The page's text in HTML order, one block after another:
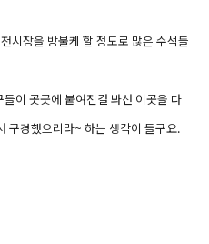
시장을 방불케 할 정도로 많은 수석들
이 곳곳에 붙여진걸 봐선 이곳을 다
구경했으리라~ 하는 생각이 들구요.